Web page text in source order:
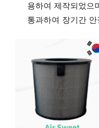
용하여 제작되었으
통과하여 장기간